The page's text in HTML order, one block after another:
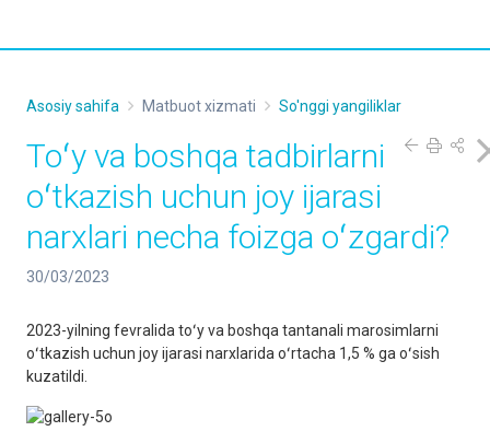
Asosiy sahifa Matbuot xizmati So'nggi yangiliklar
Toʻy va boshqa tadbirlarni
oʻtkazish uchun joy ijarasi
narxlari necha foizga oʻzgardi?
30/03/2023
2023-yilning fevralida toʻy va boshqa tantanali marosimlarni
oʻtkazish uchun joy ijarasi narxlarida oʻrtacha 1,5 % ga oʻsish
kuzatildi.